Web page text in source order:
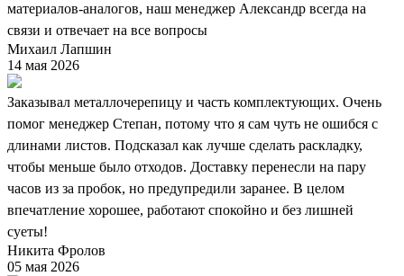
материалов-аналогов, наш менеджер Александр всегда на
связи и отвечает на все вопросы
Михаил Лапшин
14 мая 2026
Заказывал металлочерепицу и часть комплектующих. Очень
помог менеджер Степан, потому что я сам чуть не ошибся с
длинами листов. Подсказал как лучше сделать раскладку,
чтобы меньше было отходов. Доставку перенесли на пару
часов из за пробок, но предупредили заранее. В целом
впечатление хорошее, работают спокойно и без лишней
суеты!
Никита Фролов
05 мая 2026